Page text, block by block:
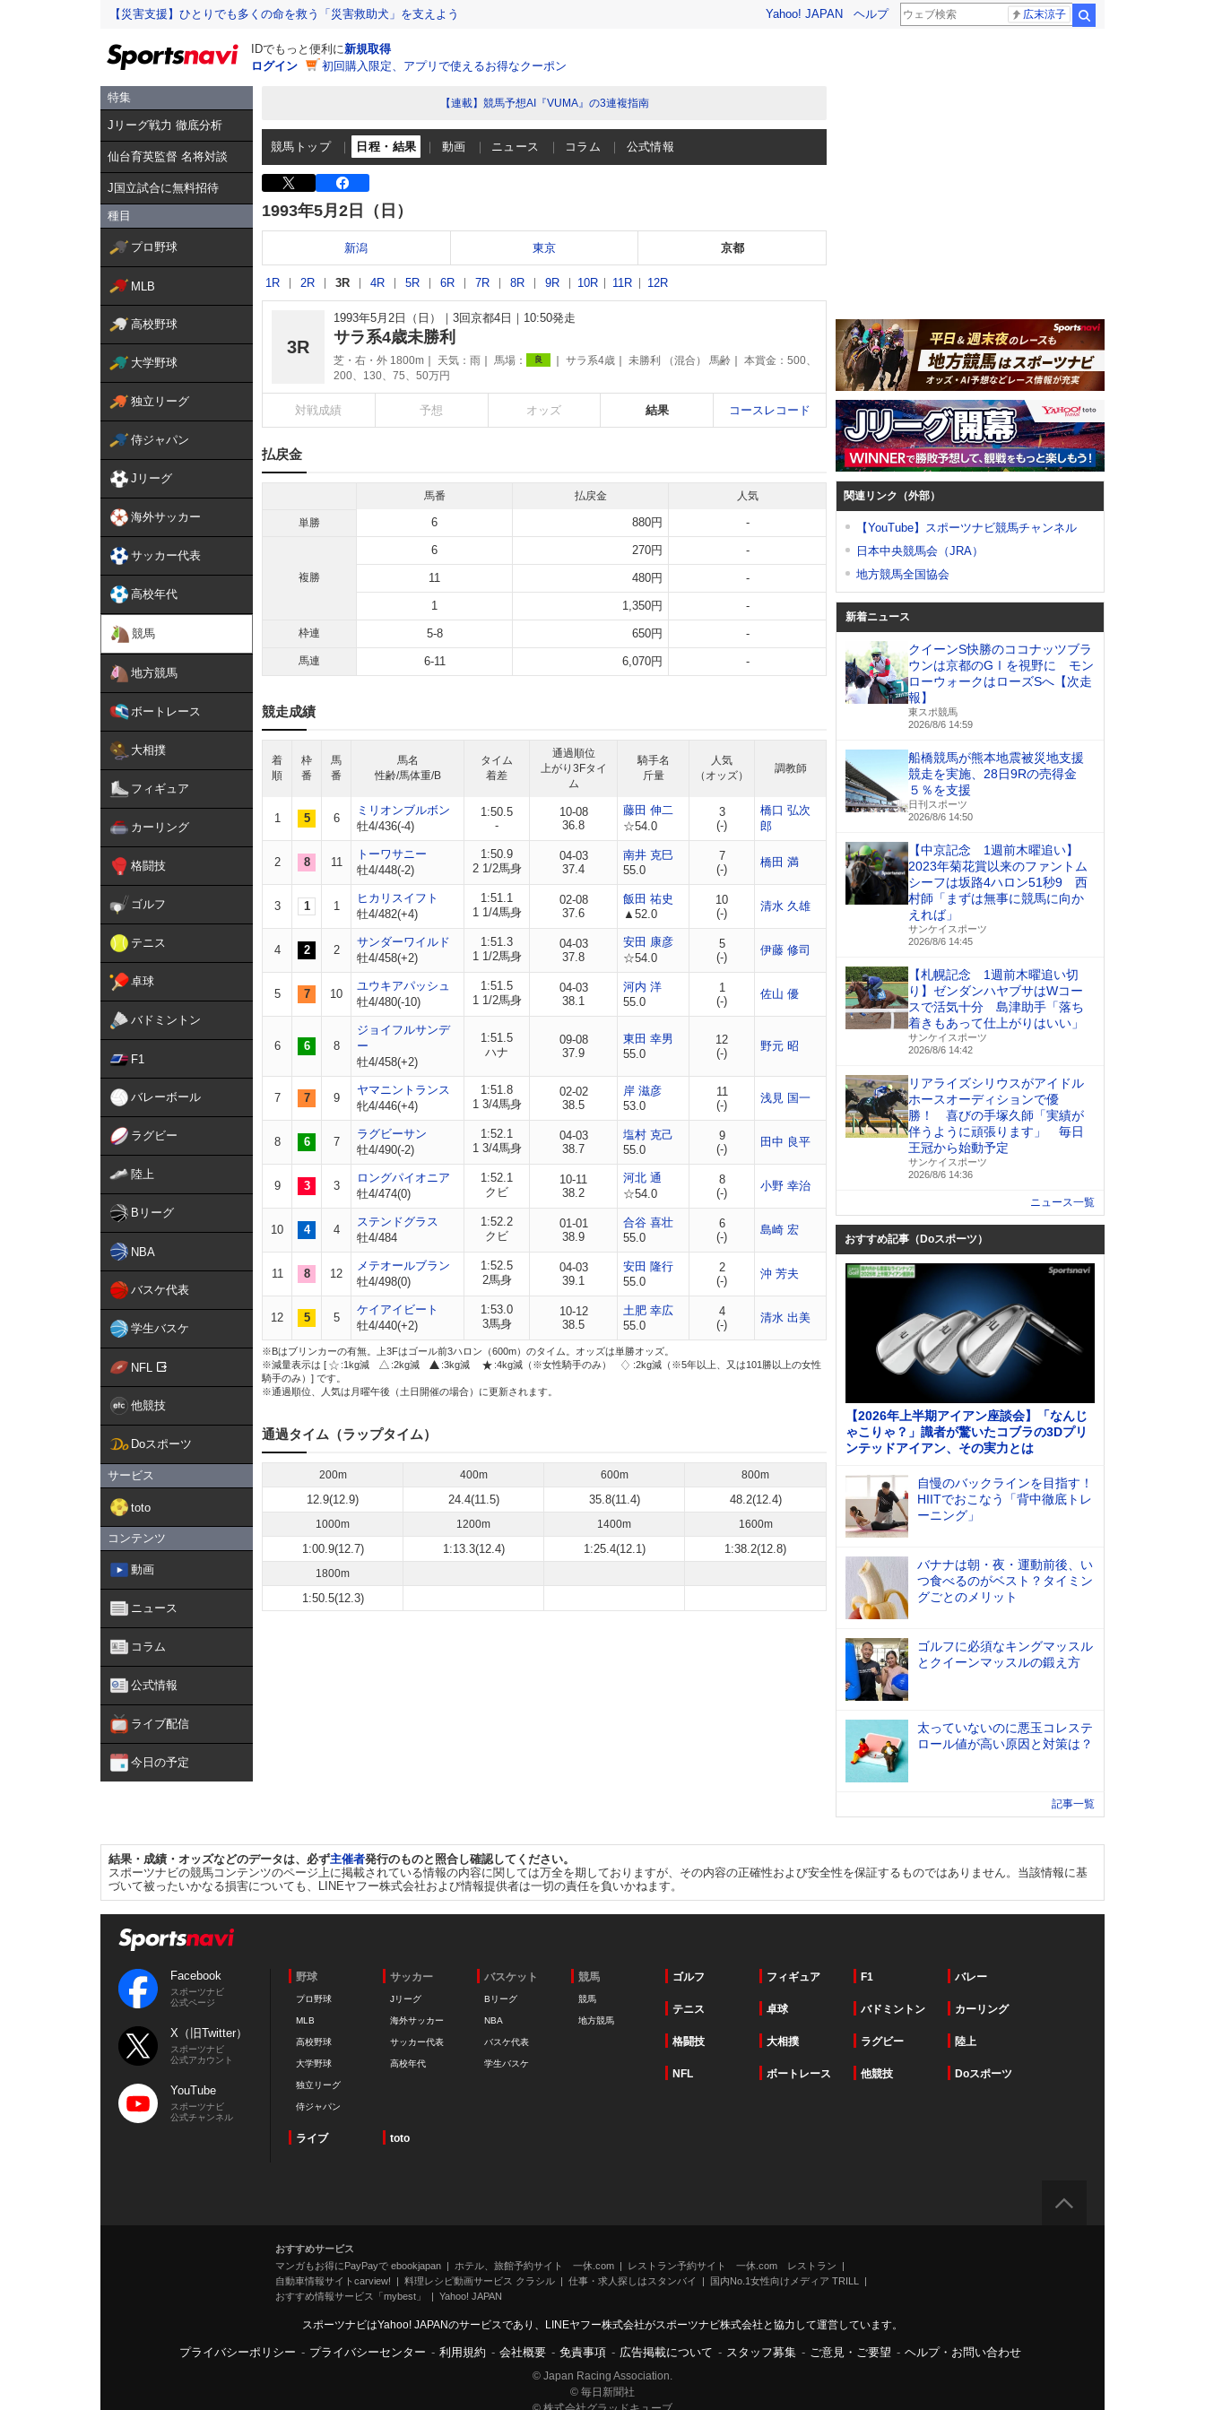
【災害支援】ひとりでも多くの命を救う「災害救助犬」を支えよう Yahoo! JAPAN ヘルプ 広末涼子
IDでもっと便利に新規取得
ログイン
初回購入限定、アプリで使えるお得なクーポン
特集
Jリーグ戦力 徹底分析
仙台育英監督 名将対談
J国立試合に無料招待
種目
プロ野球
MLB
高校野球
大学野球
独立リーグ
侍ジャパン
Jリーグ
海外サッカー
サッカー代表
高校年代
競馬
地方競馬
ボートレース
大相撲
フィギュア
カーリング
格闘技
ゴルフ
テニス
卓球
バドミントン
F1
バレーボール
ラグビー
陸上
Bリーグ
NBA
バスケ代表
学生バスケ
NFL
他競技
Doスポーツ
サービス
toto
コンテンツ
動画
ニュース
コラム
公式情報
ライブ配信
今日の予定
【連載】競馬予想AI『VUMA』の3連複指南
競馬トップ 日程・結果 動画 ニュース コラム 公式情報
1993年5月2日（日）
新潟 東京 京都
1R 2R 3R 4R 5R 6R 7R 8R 9R 10R 11R 12R
3R
1993年5月2日（日） 3回京都4日 10:50発走
サラ系4歳未勝利
芝・右・外 1800m 天気： 雨 馬場： 良 サラ系4歳 未勝利 （混合） 馬齢
本賞金：500、
200、130、75、50万円
対戦成績 予想 オッズ 結果 コースレコード
払戻金
馬番 払戻金 人気
単勝 6 880円 -
複勝
6 270円 -
11 480円 -
1 1,350円 -
枠連 5-8 650円 -
馬連 6-11 6,070円 -
競走成績
着
順
枠
番
馬
番
馬名
性齢/馬体重/B
タイム
着差
通過順位
上がり3Fタイ
ム
騎手名
斤量
人気
（オッズ）
調教師
1 5 6
ミリオンブルボン
牡4/436(-4)
1:50.5
-
10-08
36.8
藤田 伸二
☆54.0
3
(-)
橋口 弘次
郎
2 8 11
トーワサニー
牡4/448(-2)
1:50.9
2 1/2馬身
04-03
37.4
南井 克巳
55.0
7
(-)
橋田 満
3 1 1
ヒカリスイフト
牡4/482(+4)
1:51.1
1 1/4馬身
02-08
37.6
飯田 祐史
▲52.0
10
(-)
清水 久雄
4 2 2
サンダーワイルド
牡4/458(+2)
1:51.3
1 1/2馬身
04-03
37.8
安田 康彦
☆54.0
5
(-)
伊藤 修司
5 7 10
ユウキアパッシュ
牡4/480(-10)
1:51.5
1 1/2馬身
04-03
38.1
河内 洋
55.0
1
(-)
佐山 優
6 6 8
ジョイフルサンデ
ー
牡4/458(+2)
1:51.5
ハナ
09-08
37.9
東田 幸男
55.0
12
(-)
野元 昭
7 7 9
ヤマニントランス
牝4/446(+4)
1:51.8
1 3/4馬身
02-02
38.5
岸 滋彦
53.0
11
(-)
浅見 国一
8 6 7
ラグビーサン
牡4/490(-2)
1:52.1
1 3/4馬身
04-03
38.7
塩村 克己
55.0
9
(-)
田中 良平
9 3 3
ロングパイオニア
牡4/474(0)
1:52.1
クビ
10-11
38.2
河北 通
☆54.0
8
(-)
小野 幸治
10 4 4
ステンドグラス
牡4/484
1:52.2
クビ
01-01
38.9
合谷 喜壮
55.0
6
(-)
島崎 宏
11 8 12
メテオールブラン
牡4/498(0)
1:52.5
2馬身
04-03
39.1
安田 隆行
55.0
2
(-)
沖 芳夫
12 5 5
ケイアイビート
牡4/440(+2)
1:53.0
3馬身
10-12
38.5
土肥 幸広
55.0
4
(-)
清水 出美
※Bはブリンカーの有無。上3Fはゴール前3ハロン（600m）のタイム。オッズは単勝オッズ。
※減量表示は [
:1kg減 :2kg減 :3kg減 :4kg減（※女性騎手のみ）
:2kg減（※5年以上、又は101勝以上の女性
騎手のみ）] です。
※通過順位、人気は月曜午後（土日開催の場合）に更新されます。
通過タイム（ラップタイム）
200m 400m 600m 800m
12.9(12.9) 24.4(11.5) 35.8(11.4) 48.2(12.4)
1000m 1200m 1400m 1600m
1:00.9(12.7) 1:13.3(12.4) 1:25.4(12.1) 1:38.2(12.8)
1800m
1:50.5(12.3)
関連リンク（外部）
【YouTube】スポーツナビ競馬チャンネル
日本中央競馬会（JRA）
地方競馬全国協会
新着ニュース
クイーンS快勝のココナッツブラ
ウンは京都のGⅠを視野に モン
ローウォークはローズSへ【次走
報】
東スポ競馬
2026/8/6 14:59
船橋競馬が熊本地震被災地支援
競走を実施、28日9Rの売得金
５％を支援
日刊スポーツ
2026/8/6 14:50
【中京記念 1週前木曜追い】
2023年菊花賞以来のファントム
シーフは坂路4ハロン51秒9 西
村師「まずは無事に競馬に向か
えれば」
サンケイスポーツ
2026/8/6 14:45
【札幌記念 1週前木曜追い切
り】ゼンダンハヤブサはWコー
スで活気十分 島津助手「落ち
着きもあって仕上がりはいい」
サンケイスポーツ
2026/8/6 14:42
リアライズシリウスがアイドル
ホースオーディションで優
勝！ 喜びの手塚久師「実績が
伴うように頑張ります」 毎日
王冠から始動予定
サンケイスポーツ
2026/8/6 14:36
ニュース一覧
おすすめ記事（Doスポーツ）
【2026年上半期アイアン座談会】「なんじ
ゃこりゃ？」識者が驚いたコブラの3Dプリ
ンテッドアイアン、その実力とは
自慢のバックラインを目指す！
HIITでおこなう「背中徹底トレ
ーニング」
バナナは朝・夜・運動前後、い
つ食べるのがベスト？タイミン
グごとのメリット
ゴルフに必須なキングマッスル
とクイーンマッスルの鍛え方
太っていないのに悪玉コレステ
ロール値が高い原因と対策は？
記事一覧
結果・成績・オッズなどのデータは、必ず主催者発行のものと照合し確認してください。
スポーツナビの競馬コンテンツのページ上に掲載されている情報の内容に関しては万全を期しておりますが、その内容の正確性および安全性を保証するものではありません。当該情報に基
づいて被ったいかなる損害についても、LINEヤフー株式会社および情報提供者は一切の責任を負いかねます。
Facebook
スポーツナビ
公式ページ
X（旧Twitter）
スポーツナビ
公式アカウント
YouTube
スポーツナビ
公式チャンネル
野球
プロ野球
MLB
高校野球
大学野球
独立リーグ
侍ジャパン
サッカー
Jリーグ
海外サッカー
サッカー代表
高校年代
バスケット
Bリーグ
NBA
バスケ代表
学生バスケ
競馬
競馬
地方競馬
ゴルフ フィギュア F1 バレー
テニス 卓球 バドミントン カーリング
格闘技 大相撲 ラグビー 陸上
NFL ボートレース 他競技 Doスポーツ
ライブ toto
おすすめサービス
マンガもお得にPayPayで ebookjapan
ホテル、旅館予約サイト 一休.com
レストラン予約サイト 一休.com レストラン
自動車情報サイトcarview!
料理レシピ動画サービス クラシル 仕事・求人探しはスタンバイ
国内No.1女性向けメディア TRILL
おすすめ情報サービス「mybest」
Yahoo! JAPAN
スポーツナビはYahoo! JAPANのサービスであり、LINEヤフー株式会社がスポーツナビ株式会社と協力して運営しています。
プライバシーポリシー - プライバシーセンター - 利用規約 - 会社概要 - 免責事項 - 広告掲載について - スタッフ募集 - ご意見・ご要望 - ヘルプ・お問い合わせ
© Japan Racing Association.
© 毎日新聞社